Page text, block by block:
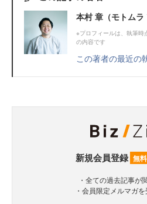
本村 章（モトムラ
※プロフィールは、執筆時
の内容です
この著者の最近の
新規会員登録 無料
・全ての過去記事が
・会員限定メルマガ